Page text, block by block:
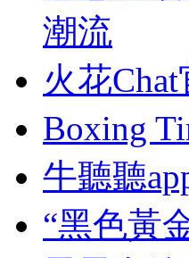
潮流
火花
Boxing
牛聽聽
“黑色黃